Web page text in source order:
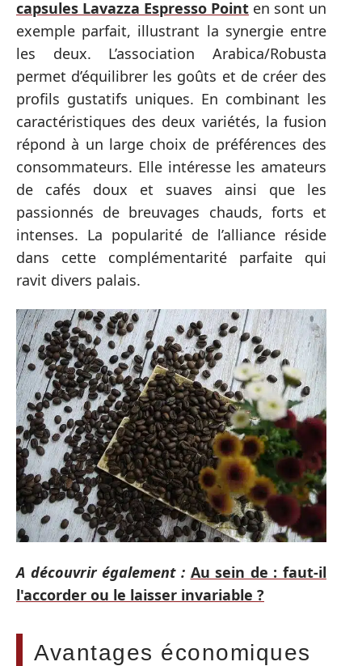
capsules Lavazza Espresso Point en sont un
exemple parfait, illustrant la synergie entre
les deux. L’association Arabica/Robusta
permet d’équilibrer les goûts et de créer des
profils gustatifs uniques. En combinant les
caractéristiques des deux variétés, la fusion
répond à un large choix de préférences des
consommateurs. Elle intéresse les amateurs
de cafés doux et suaves ainsi que les
passionnés de breuvages chauds, forts et
intenses. La popularité de l’alliance réside
dans cette complémentarité parfaite qui
ravit divers palais.
A découvrir également : Au sein de : faut-il
l'accorder ou le laisser invariable ?
Avantages économiques